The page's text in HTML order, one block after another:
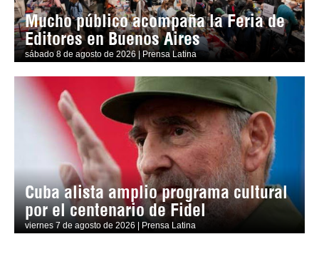
Mucho público acompaña la Feria de
Editores en Buenos Aires
sábado 8 de agosto de 2026 | Prensa Latina
Cuba alista amplio programa cultural
por el centenario de Fidel
viernes 7 de agosto de 2026 | Prensa Latina